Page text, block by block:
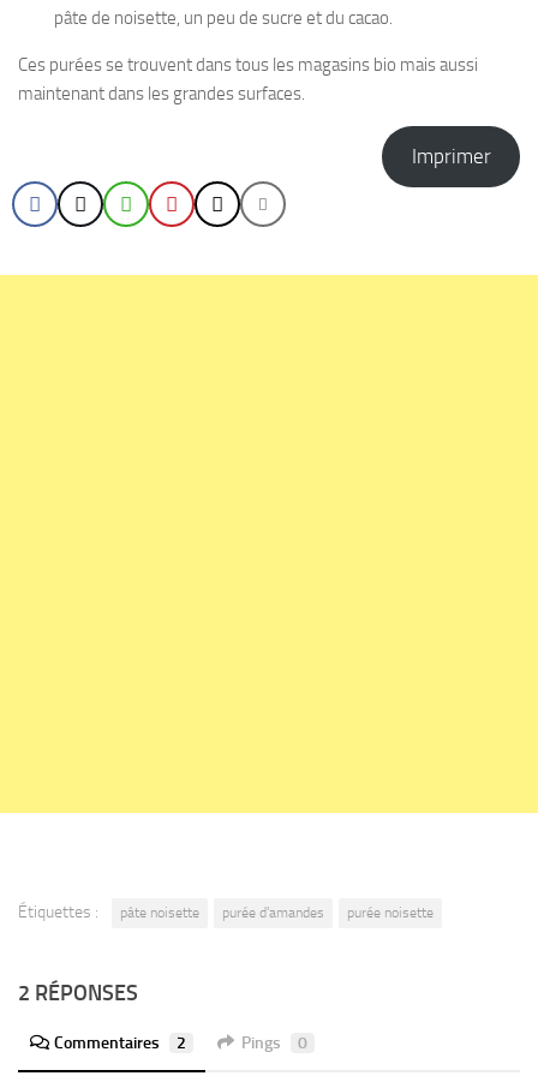
pâte de noisette, un peu de sucre et du cacao.
Ces purées se trouvent dans tous les magasins bio mais aussi
maintenant dans les grandes surfaces.
Imprimer
Étiquettes : pâte noisette purée d'amandes purée noisette
2 RÉPONSES
Commentaires 2 Pings 0